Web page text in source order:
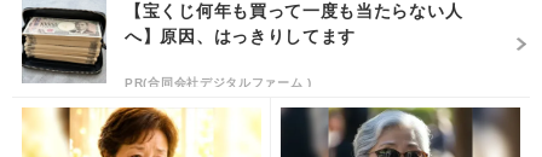
【宝くじ何年も買って一度も当たらない人
へ】原因、はっきりしてます
PR(合同会社デジタルファーム )